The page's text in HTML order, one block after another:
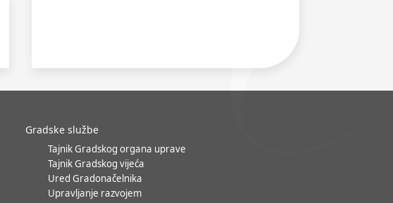
Gradske službe
Tajnik Gradskog organa uprave
Tajnik Gradskog vijeća
Ured Gradonačelnika
Upravljanje razvojem